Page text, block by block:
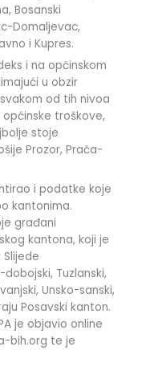
Bosanski
Domaljevac,
i Kupres.
i na općinskom
u obzir
od tih nivoa
troškove,
stoje
Prozor, Prača-
i podatke koje
kantonima.
građani
kantona, koji je
Tuzlanski,
Unsko-sanski,
Posavski kanton.
je objavio online
bih.org te je